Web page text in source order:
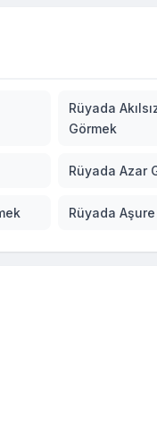
Rüyada
Görmek
Rüyada Azar
Rüyada